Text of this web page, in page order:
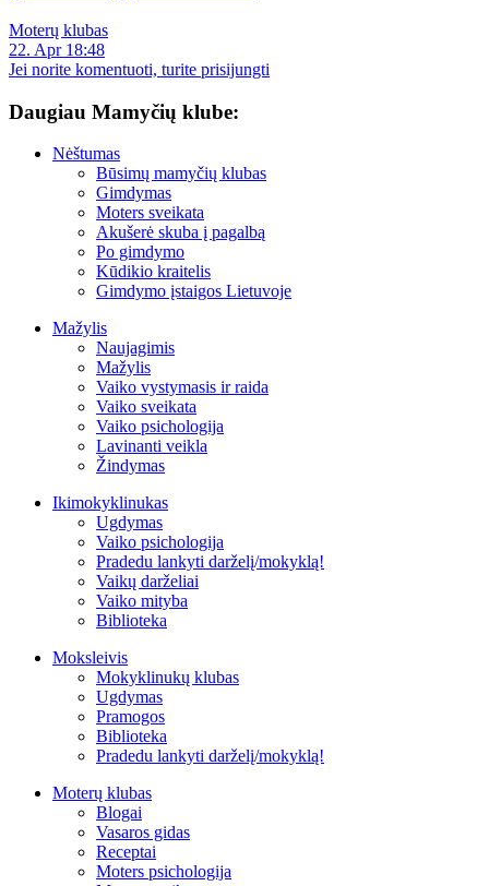
Moterų klubas
22. Apr 18:48
Jei norite komentuoti, turite prisijungti
Daugiau Mamyčių klube:
Nėštumas
Būsimų mamyčių klubas
Gimdymas
Moters sveikata
Akušerė skuba į pagalbą
Po gimdymo
Kūdikio kraitelis
Gimdymo įstaigos Lietuvoje
Mažylis
Naujagimis
Mažylis
Vaiko vystymasis ir raida
Vaiko sveikata
Vaiko psichologija
Lavinanti veikla
Žindymas
Ikimokyklinukas
Ugdymas
Vaiko psichologija
Pradedu lankyti darželį/mokyklą!
Vaikų darželiai
Vaiko mityba
Biblioteka
Moksleivis
Mokyklinukų klubas
Ugdymas
Pramogos
Biblioteka
Pradedu lankyti darželį/mokyklą!
Moterų klubas
Blogai
Vasaros gidas
Receptai
Moters psichologija